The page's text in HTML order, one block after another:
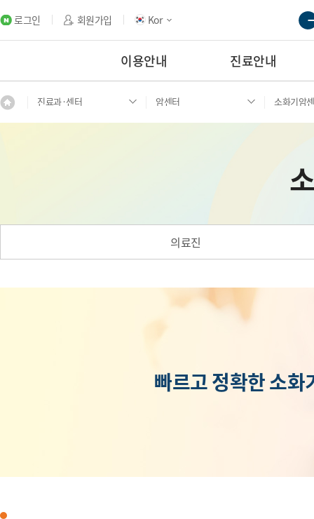
로그인 회원가입 Kor
이용안내 진료안내
진료과·센터 암센터 소화기암
의료진
빠르고 정확한 소